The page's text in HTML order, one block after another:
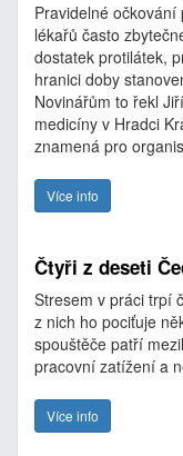
Pravidelné
lékařů často
dostatek protilátek,
hranici doby
Novinářům to řekl
medicíny v Hradci
znamená pro
Více info
Čtyři z deseti
Stresem v práci trpí
z nich ho pociťuje
spouštěče patří
pracovní zatížení a
Více info